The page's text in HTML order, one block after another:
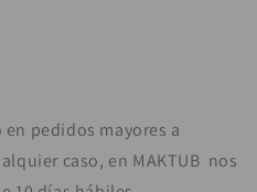
pedidos mayores a
caso, en MAKTUB nos